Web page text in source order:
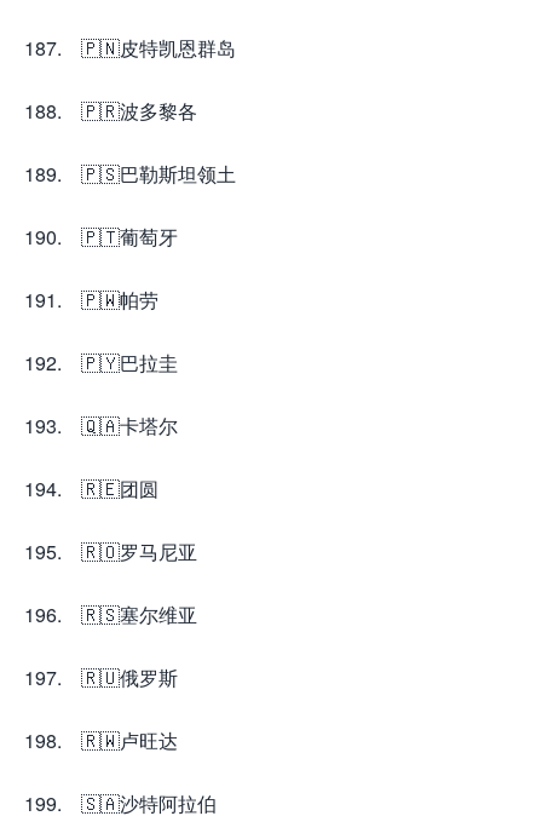
187. 🇵🇳皮特凯恩群岛
188. 🇵🇷波多黎各
189. 🇵🇸巴勒斯坦领土
190. 🇵🇹葡萄牙
191. 🇵🇼帕劳
192. 🇵🇾巴拉圭
193. 🇶🇦卡塔尔
194. 🇷🇪团圆
195. 🇷🇴罗马尼亚
196. 🇷🇸塞尔维亚
197. 🇷🇺俄罗斯
198. 🇷🇼卢旺达
199. 🇸🇦沙特阿拉伯